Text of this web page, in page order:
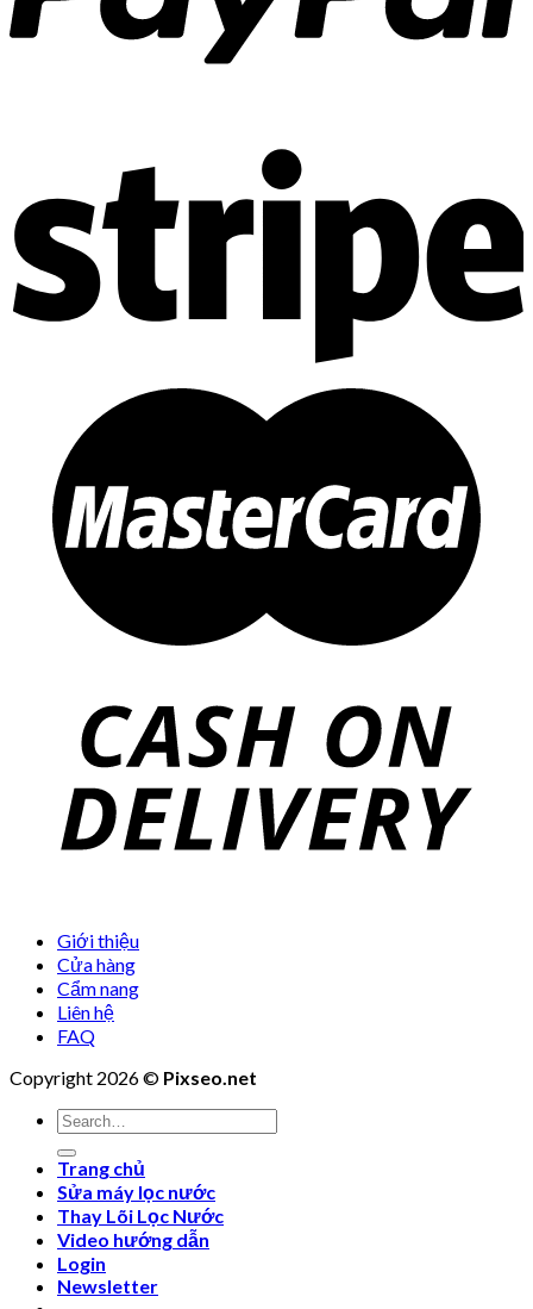
Giới thiệu
Cửa hàng
Cẩm nang
Liên hệ
FAQ
Copyright 2026 © Pixseo.net
Search
for:
Trang chủ
Sửa máy lọc nước
Thay Lõi Lọc Nước
Video hướng dẫn
Login
Newsletter